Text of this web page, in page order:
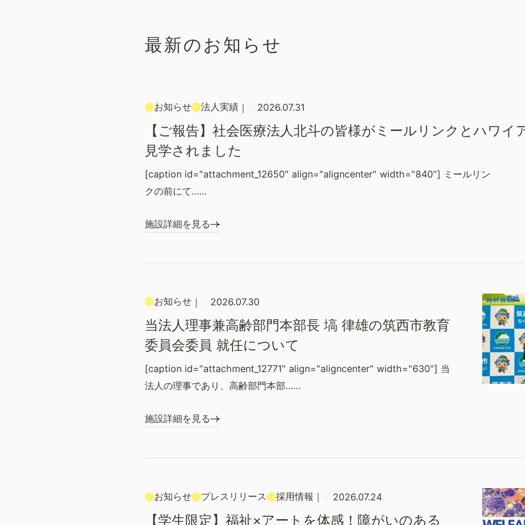
最新のお知らせ
お知らせ 法人実績 ｜ 2026.07.31
【ご報告】社会医療法人北斗の皆様がミールリンクとハワイ
見学されました
[caption id="attachment_12650" align="aligncenter" width="840"] ミールリン
クの前にて……
施設詳細を見る
お知らせ ｜ 2026.07.30
当法人理事兼高齢部門本部長 塙 律雄の筑西市教育
委員会委員 就任について
[caption id="attachment_12771" align="aligncenter" width="630"] 当
法人の理事であり、高齢部門本部……
施設詳細を見る
お知らせ プレスリリース 採用情報 ｜ 2026.07.24
【学生限定】福祉×アートを体感！障がいのある